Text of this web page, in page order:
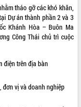
tháo gỡ các khó khăn,
Dự án thành phần 2 và 3
Khánh Hòa – Buôn Ma
Công Thái chủ trì cuộc
điện trên địa bàn
đơn vị và doanh nghiệp